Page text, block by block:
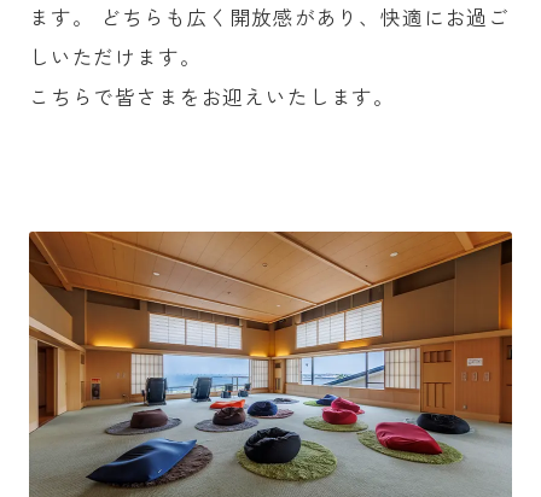
ます。
どちらも広く開放感があり、快適にお過ご
しいただけます。
こちらで皆さまをお迎えいたします。